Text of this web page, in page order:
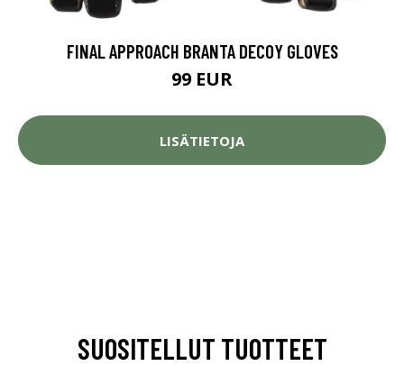
FINAL APPROACH BRANTA DECOY GLOVES
99 EUR
LISÄTIETOJA
SUOSITELLUT TUOTTEET